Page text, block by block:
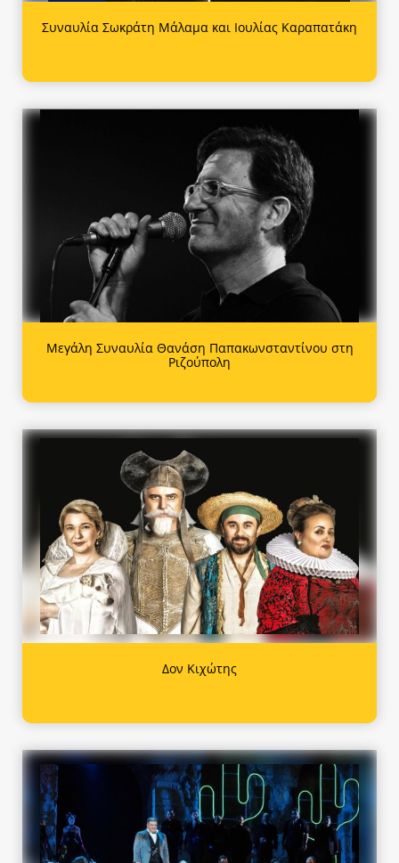
Συναυλία Σωκράτη Μάλαμα και Ιουλίας Καραπατάκη
Μεγάλη Συναυλία Θανάση Παπακωνσταντίνου στη
Ριζούπολη
Δον Κιχώτης